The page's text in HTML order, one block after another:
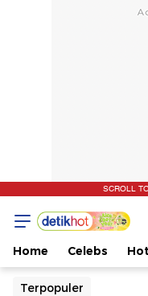
SCROLL
Home Celebs
Terpopuler